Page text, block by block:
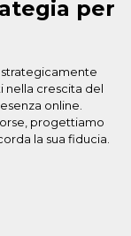
per
nella crescita del
online.
progettiamo
la sua fiducia.